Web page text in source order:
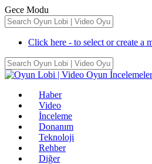
Gece Modu
Click here - to select or create a
Haber
Video
İnceleme
Donanım
Teknoloji
Rehber
Diğer